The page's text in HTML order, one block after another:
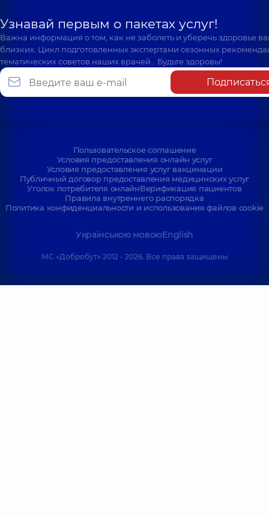
Узнавай первым о пакетах услуг!
Важна информация о том, как не заболеть и уберечь здоровье
близких. Цикл подготовленных экспертами сезонных
тематических советов наших врачей… Будьте здоровы!
Пользовательское соглашение
Условия предоставления онлайн услуг
Условия предоставления услуг вакцинации
Публичный договор предоставления медицинских услуг
Уголок потребителя онлайнВерификация пациентов
Правила внутреннего распорядка
Политика конфиденциальности и использования файлов cookie
Українською мовоюEnglish
МС «Добробут» 2012 - 2026. Все права защищены